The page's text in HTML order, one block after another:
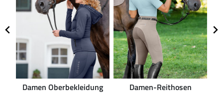
Damen Oberbekleidung
Damen-Reithosen